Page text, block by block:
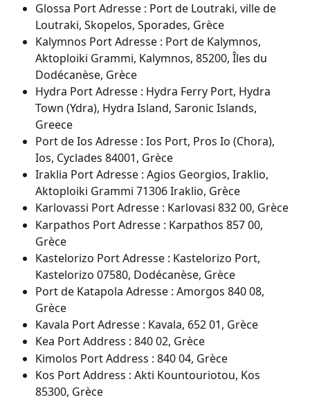
Glossa Port Adresse : Port de Loutraki, ville de
Loutraki, Skopelos, Sporades, Grèce
Kalymnos Port Adresse : Port de Kalymnos,
Aktoploiki Grammi, Kalymnos, 85200, Îles du
Dodécanèse, Grèce
Hydra Port Adresse : Hydra Ferry Port, Hydra
Town (Ydra), Hydra Island, Saronic Islands,
Greece
Port de Ios Adresse : Ios Port, Pros Io (Chora),
Ios, Cyclades 84001, Grèce
Iraklia Port Adresse : Agios Georgios, Iraklio,
Aktoploiki Grammi 71306 Iraklio, Grèce
Karlovassi Port Adresse : Karlovasi 832 00, Grèce
Karpathos Port Adresse : Karpathos 857 00,
Grèce
Kastelorizo Port Adresse : Kastelorizo Port,
Kastelorizo 07580, Dodécanèse, Grèce
Port de Katapola Adresse : Amorgos 840 08,
Grèce
Kavala Port Adresse : Kavala, 652 01, Grèce
Kea Port Address : 840 02, Grèce
Kimolos Port Address : 840 04, Grèce
Kos Port Address : Akti Kountouriotou, Kos
85300, Grèce